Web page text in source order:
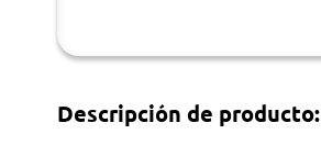
Descripción de producto: